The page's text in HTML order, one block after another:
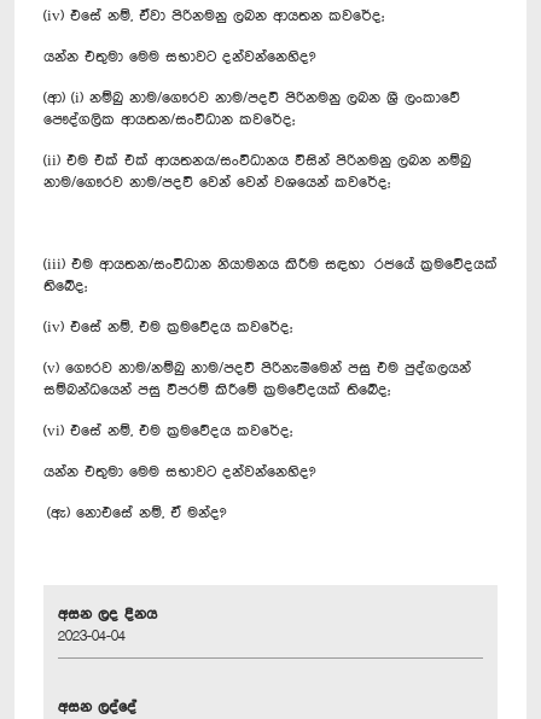
(iv) එසේ නම්, ඒවා පිරිනමනු ලබන ආයතන කවරේද;
යන්න එතුමා මෙම සභාවට දන්වන්නෙහිද?
(ආ) (i) නම්බු නාම/ගෞරව නාම/පදවි පිරිනමනු ලබන ශ්‍රී ලංකාවේ
පෞද්ගලික ආයතන/සංවිධාන කවරේද;
(ii) එම එක් එක් ආයතනය/සංවිධානය විසින් පිරිනමනු ලබන නම්බු
නාම/ගෞරව නාම/පදවි වෙන් වෙන් වශයෙන් කවරේද;
(iii) එම ආයතන/සංවිධාන නියාමනය කිරීම සඳහා රජයේ ක්‍රමවේදයක්
තිබේද;
(iv) එසේ නම්, එම ක්‍රමවේදය කවරේද;
(v) ගෞරව නාම/නම්බු නාම/පදවි පිරිනැමීමෙන් පසු එම පුද්ගලයන්
සම්බන්ධයෙන් පසු විපරම් කිරීමේ ක්‍රමවේදයක් තිබේද;
(vi) එසේ නම්, එම ක්‍රමවේදය කවරේද;
යන්න එතුමා මෙම සභාවට දන්වන්නෙහිද?
(ඇ) නොඑසේ නම්, ඒ මන්ද?
අසන ලද දිනය
2023-04-04
අසන ලද්දේ